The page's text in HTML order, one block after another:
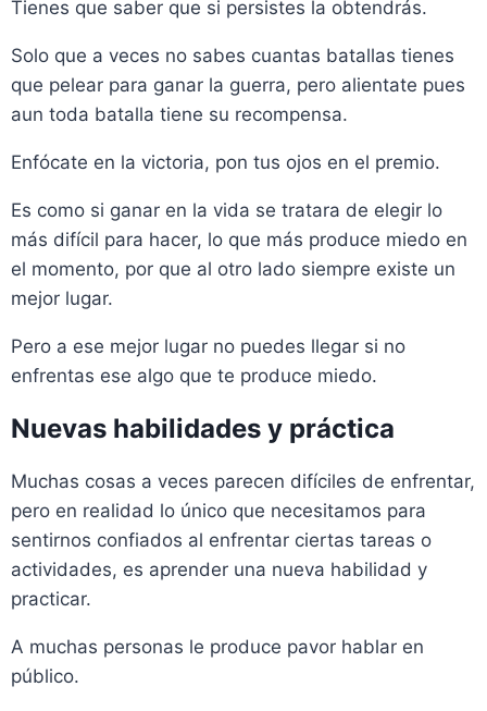
Tienes que saber que si persistes la obtendrás.
Solo que a veces no sabes cuantas batallas tienes
que pelear para ganar la guerra, pero alientate pues
aun toda batalla tiene su recompensa.
Enfócate en la victoria, pon tus ojos en el premio.
Es como si ganar en la vida se tratara de elegir lo
más difícil para hacer, lo que más produce miedo en
el momento, por que al otro lado siempre existe un
mejor lugar.
Pero a ese mejor lugar no puedes llegar si no
enfrentas ese algo que te produce miedo.
Nuevas habilidades y práctica
Muchas cosas a veces parecen difíciles de enfrentar,
pero en realidad lo único que necesitamos para
sentirnos confiados al enfrentar ciertas tareas o
actividades, es aprender una nueva habilidad y
practicar.
A muchas personas le produce pavor hablar en
público.